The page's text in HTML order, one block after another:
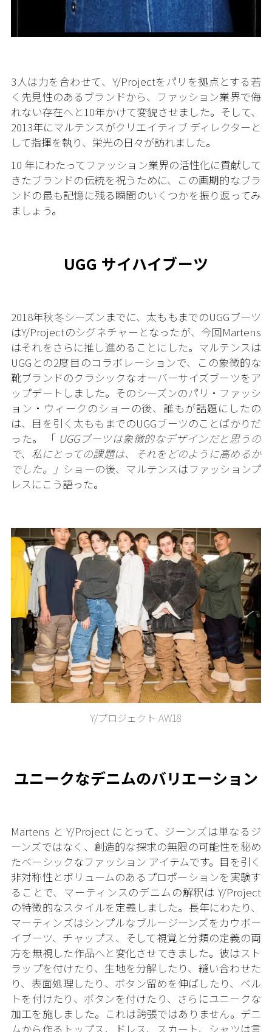
3人は力を合わせて、Y/Projectをパリを拠点とする若
く先見性のあるブランドから、ファッション業界で侮
れない存在へと10年かけて変貌させました。そして、
2013年にマルテンスがクリエイティブ ディレクターと
して指揮を執り、栄光の日々が訪れました。
10 年にわたってファッション業界の活性化に貢献して
きたブランドの伝統を祝うために、この画期的なブラ
ンドの最も記憶に残る瞬間のいくつかを振り返ってみ
ましょう。
UGG サイハイブーツ
2018年秋冬シーズンまでに、太ももまでのUGGブーツ
はY/Projectのシグネチャーとなったが、今回Martens
はそれをさらに推し進めることにした。マルテンスは
UGGとの2度目のコラボレーションで、この象徴的な
靴ブランドのクラシックなオーバーサイズブーツをア
ップデートしました。そのシーズンのパリ・ファッシ
ョン・ウィークのショーの後、誰もが話題にしたの
は、目を引く太ももまでのUGGブーツのことばかりだ
った。 「 UGGブーツは象徴的なデザインだと思うの
で、私にとっての課題は、それをどのように高めるか
でした。」 ショーの後、マルテンスはファッションプ
レスにこう語った。
Y/プロジェクト AW18
ユニークなデニムのバリエーション
Martens と Y/Project にとって、ジーンズは単なるジ
ーンズではなく、創造的な探求の無限の可能性を秘め
たベーシックなファッション アイテムです。目を引く
非対称性とボリュームのあるプロポーションを実験す
ることで、マーティンスのデニムの解釈は Y/Project
の特徴的なスタイルを定義しました。長年にわたり、
マーティンズはシンプルなブルージーンズをカウボー
イブーツ、チャップス、そして視覚と分類の定義の両
方を無視した作品へと変化させてきました。彼はスト
ラップを付けたり、生地を分解したり、縫い合わせた
り、表面処理したり、ボタン留めを伸ばしたり、ベル
トを付けたり、ボタンを付けたり、さらにユニークな
加工を施しました。これは誇張ではありません。デニ
ムから作るトップス、ドレス、スカート、シャツは言